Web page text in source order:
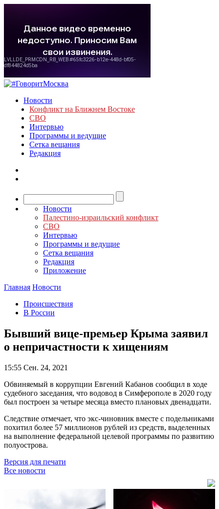
Новости
Конфликт на Ближнем Востоке
СВО
Интервью
Программы и ведущие
Сетка вещания
Редакция
Новости
Палестино-израильский конфликт
СВО
Интервью
Программы и ведущие
Сетка вещания
Редакция
Приложение
Главная Новости
Происшествия
В России
Бывший вице-премьер Крыма заявил
о непричастности к хищениям
15:55 Сен. 24, 2021
Обвиняемый в коррупции Евгений Кабанов сообщил в ходе
судебного заседания, что водовод в Симферополе в 2020 году
был построен за четыре месяца вместо плановых двенадцати.
Следствие отмечает, что экс-чиновник вместе с подельниками
похитил более 57 миллионов рублей из средств, выделенных
на выполнение федеральной целевой программы по развитию
полуострова.
Версия для печати
Все новости